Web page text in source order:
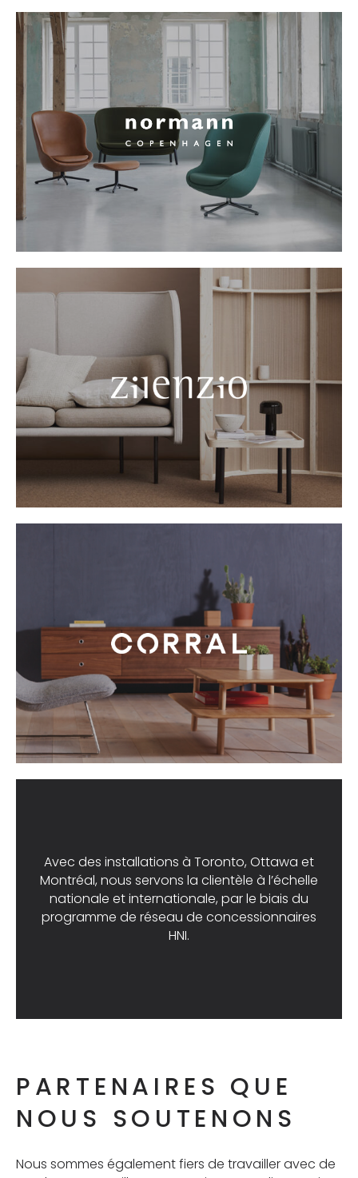
Avec des installations à Toronto, Ottawa et
Montréal, nous servons la clientèle à l’échelle
nationale et internationale, par le biais du
programme de réseau de concessionnaires
HNI.
PARTENAIRES QUE
NOUS SOUTENONS
Nous sommes également fiers de travailler avec de